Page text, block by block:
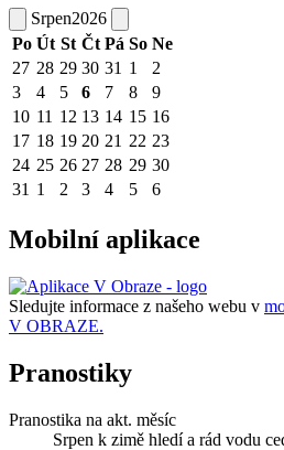
Srpen2026
Po Út St Čt Pá So Ne
27 28 29 30 31 1
2
3
4 5 6 7 8
9
10 11 12 13 14 15 16
17 18 19 20 21 22 23
24 25 26 27 28 29 30
31 1 2 3 4 5 6
Mobilní aplikace
Sledujte informace z našeho webu v
V OBRAZE.
Pranostiky
Pranostika na akt. měsíc
Srpen k zimě hledí a rád vodu